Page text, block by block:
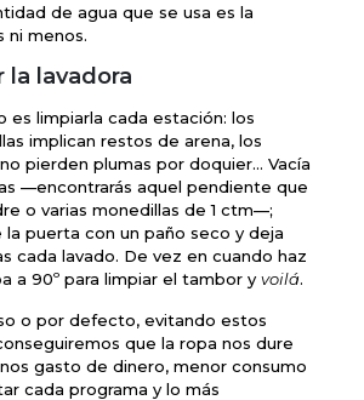
de agua que se usa es la
ni menos.
la lavadora
es limpiarla cada estación: los
implican restos de arena, los
pierden plumas por doquier… Vacía
—encontrarás aquel pendiente que
o varias monedillas de 1 ctm—;
la puerta con un paño seco y deja
cada lavado. De vez en cuando haz
a 90º para limpiar el tambor y voilá.
o por defecto, evitando estos
que la ropa nos dure
gasto de dinero, menor consumo
cada programa y lo más